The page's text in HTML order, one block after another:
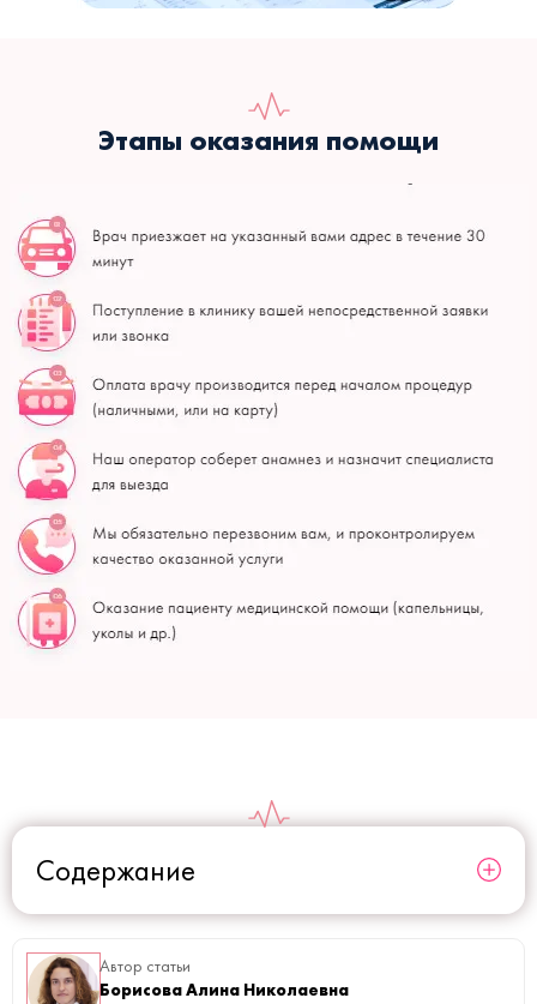
Этапы оказания помощи
Содержание
Автор статьи
Борисова Алина Николаевна